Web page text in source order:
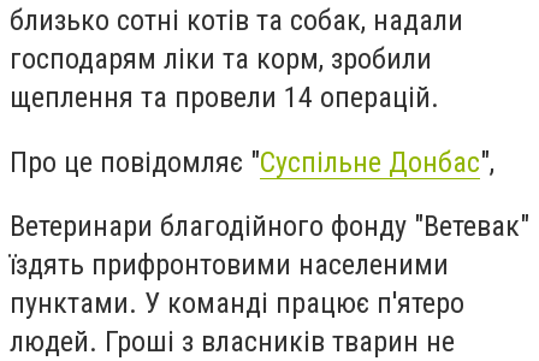
близько сотні котів та собак, надали
господарям ліки та корм, зробили
щеплення та провели 14 операцій.
Про це повідомляє "Суспільне Донбас",
Ветеринари благодійного фонду "Ветевак"
їздять прифронтовими населеними
пунктами. У команді працює п'ятеро
людей. Гроші з власників тварин не